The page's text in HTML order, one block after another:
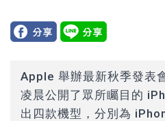
Apple 舉辦最新秋季發表
凌晨公開了眾所矚目的
出四款機型，分別為